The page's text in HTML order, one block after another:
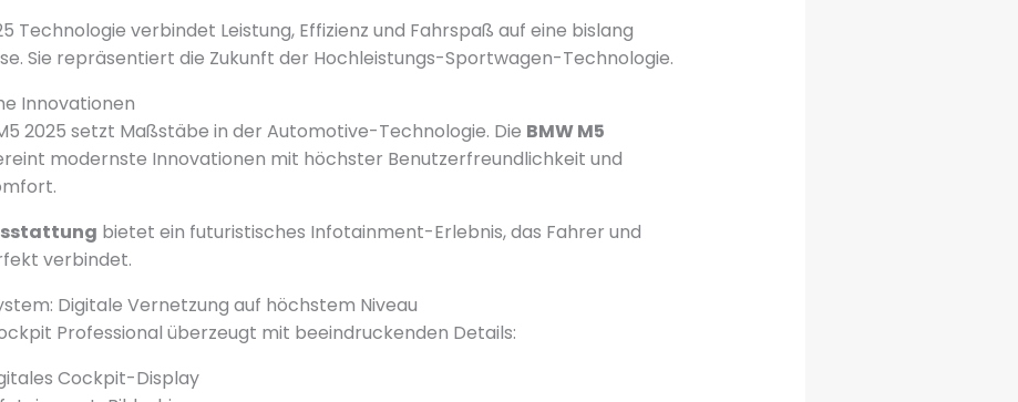
Technologie verbindet Leistung, Effizienz und Fahrspaß auf eine bislang
Sie repräsentiert die Zukunft der Hochleistungs-Sportwagen-Technologie.
Innovationen
2025 setzt Maßstäbe in der Automotive-Technologie. Die BMW M5
modernste Innovationen mit höchster Benutzerfreundlichkeit und
bietet ein futuristisches Infotainment-Erlebnis, das Fahrer und
verbindet.
Digitale Vernetzung auf höchstem Niveau
Professional überzeugt mit beeindruckenden Details:
Cockpit-Display